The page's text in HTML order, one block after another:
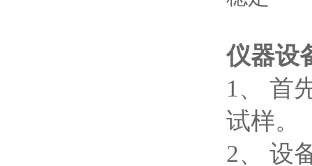
仪器设
1、 首
试样。
2、 设